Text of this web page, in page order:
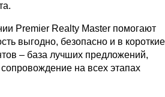
Premier Realty Master помогают
выгодно, безопасно и в короткие
– база лучших предложений,
на всех этапах